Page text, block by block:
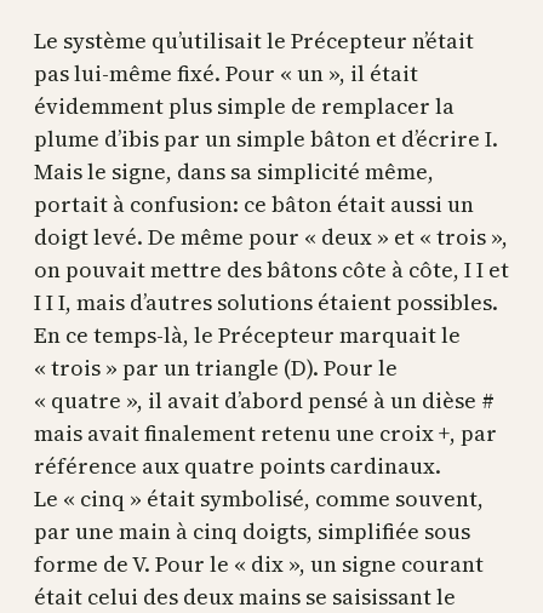
Le système qu’utilisait le Précepteur n’était
pas lui-même fixé. Pour « un », il était
évidemment plus simple de remplacer la
plume d’ibis par un simple bâton et d’écrire I.
Mais le signe, dans sa simplicité même,
portait à confusion: ce bâton était aussi un
doigt levé. De même pour « deux » et « trois »,
on pouvait mettre des bâtons côte à côte, I I et
I I I, mais d’autres solutions étaient possibles.
En ce temps-là, le Précepteur marquait le
« trois » par un triangle (D). Pour le
« quatre », il avait d’abord pensé à un dièse #
mais avait finalement retenu une croix +, par
référence aux quatre points cardinaux.
Le « cinq » était symbolisé, comme souvent,
par une main à cinq doigts, simplifiée sous
forme de V. Pour le « dix », un signe courant
était celui des deux mains se saisissant le